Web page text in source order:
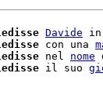
Davide in
con una
nel nome
il suo